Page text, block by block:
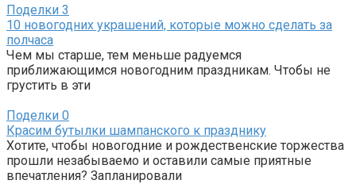
Поделки 3
10 новогодних украшений, которые можно сделать за
полчаса
Чем мы старше, тем меньше радуемся
приближающимся новогодним праздникам. Чтобы не
грустить в эти
Поделки 0
Красим бутылки шампанского к празднику
Хотите, чтобы новогодние и рождественские торжества
прошли незабываемо и оставили самые приятные
впечатления? Запланировали